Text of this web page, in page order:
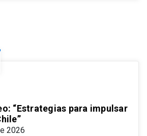
“Estrategias para impulsar
2026